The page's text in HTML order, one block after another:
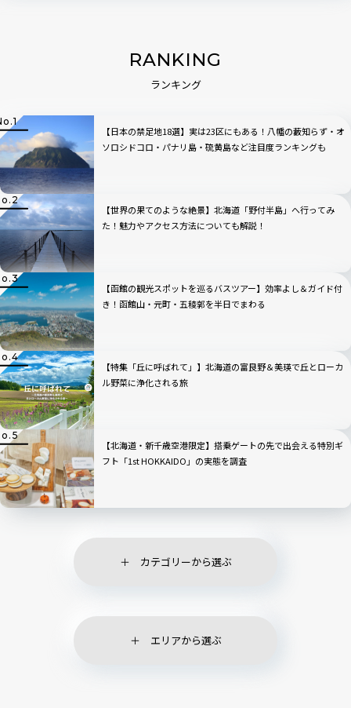
RANKING
ランキング
【日本の禁足地18選】実は23区にもある！八幡の藪知らず・オ
ソロシドコロ・パナリ島・硫黄島など注目度ランキングも
【世界の果てのような絶景】北海道「野付半島」へ行ってみ
た！魅力やアクセス方法についても解説！
【函館の観光スポットを巡るバスツアー】効率よし＆ガイド付
き！函館山・元町・五稜郭を半日でまわる
【特集「丘に呼ばれて」】北海道の富良野＆美瑛で丘とローカ
ル野菜に浄化される旅
【北海道・新千歳空港限定】搭乗ゲートの先で出会える特別ギ
フト「1st HOKKAIDO」の実態を調査
カテゴリーから選ぶ
エリアから選ぶ